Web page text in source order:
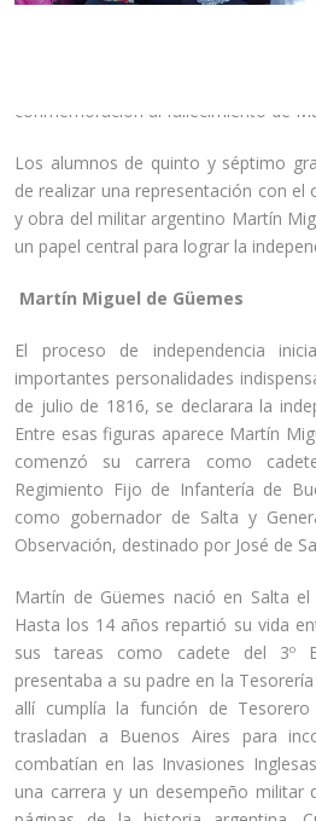
conmemoración al fallecimiento de
Los alumnos de quinto y séptimo
de realizar una representación con el
y obra del militar argentino Martín
un papel central para lograr la
Martín Miguel de Güemes
El proceso de independencia
importantes personalidades
de julio de 1816, se declarara la
Entre esas figuras aparece Martín
comenzó su carrera como
Regimiento Fijo de Infantería de
como gobernador de Salta y
Observación, destinado por José de
Martín de Güemes nació en Salta
Hasta los 14 años repartió su vida
sus tareas como cadete del 3º
presentaba a su padre en la
allí cumplía la función de
trasladan a Buenos Aires para
combatían en las Invasiones
una carrera y un desempeño militar